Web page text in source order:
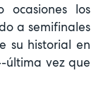
ocasiones los
a semifinales
su historial en
última vez que